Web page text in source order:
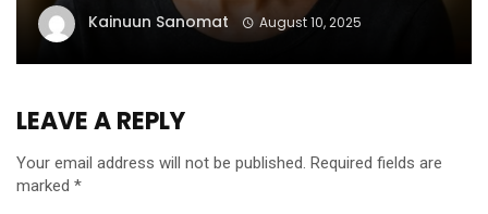
Kainuun Sanomat August 10, 2025
LEAVE A REPLY
Your email address will not be published. Required fields are
marked *